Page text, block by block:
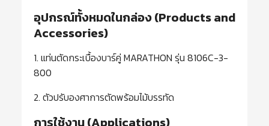
อุปกรณ์ทั้งหมดในกล่อง (Products and
Accessories)
1. แท่นตัดกระเบื้องบาร์คู่ MARATHON รุ่น 8106C-3-
800
2. ตัวปรับองศาการตัดพร้อมไม้บรรทัด
การใช้งาน (Applications)